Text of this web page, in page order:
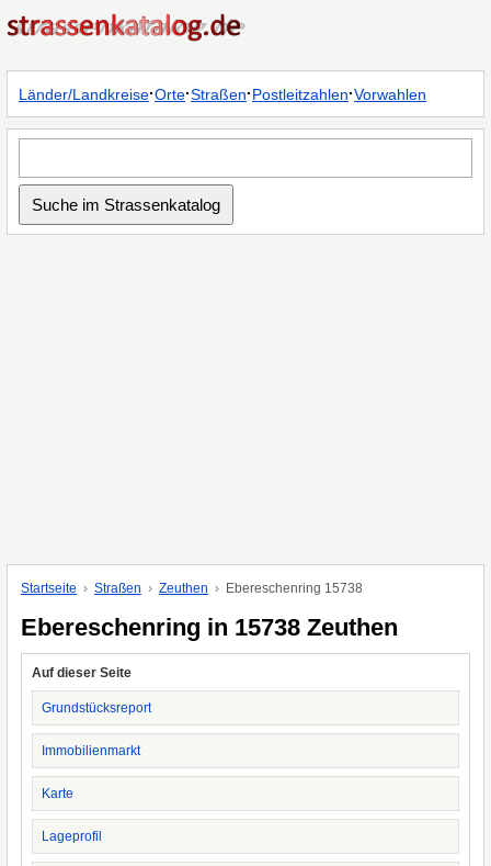
Länder/Landkreise·Orte·Straßen·Postleitzahlen·Vorwahlen
Startseite Straßen Zeuthen Ebereschenring 15738
Ebereschenring in 15738 Zeuthen
Auf dieser Seite
Grundstücksreport
Immobilienmarkt
Karte
Lageprofil